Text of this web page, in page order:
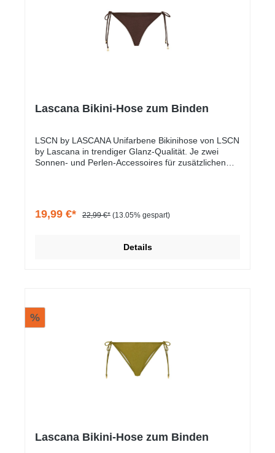
Lascana Bikini-Hose zum Binden
LSCN by LASCANA Unifarbene Bikinihose von LSCN
by Lascana in trendiger Glanz-Qualität. Je zwei
Sonnen- und Perlen-Accessoires für zusätzlichen
19,99 €* 22,99 €* (13.05% gespart)
Details
%
Lascana Bikini-Hose zum Binden